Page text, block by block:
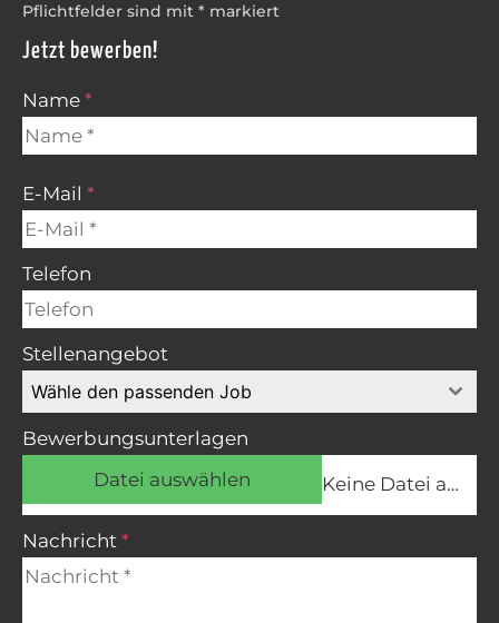
Pflichtfelder sind mit * markiert
Jetzt bewerben!
Name *
E-Mail *
Telefon
Stellenangebot
Wähle den passenden Job
Bewerbungsunterlagen
Datei auswählen
Keine Datei ausgewählt
Nachricht *